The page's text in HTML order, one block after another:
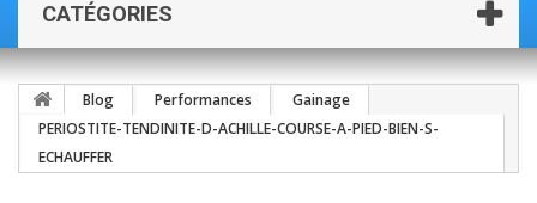
CATÉGORIES
Blog Performances
Gainage
PERIOSTITE-TENDINITE-D-ACHILLE-COURSE-A-PIED-BIEN-S-
ECHAUFFER